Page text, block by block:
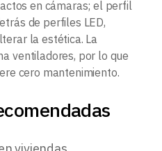
en cámaras; el perfil
de perfiles LED,
la estética. La
ventiladores, por lo que
cero mantenimiento.